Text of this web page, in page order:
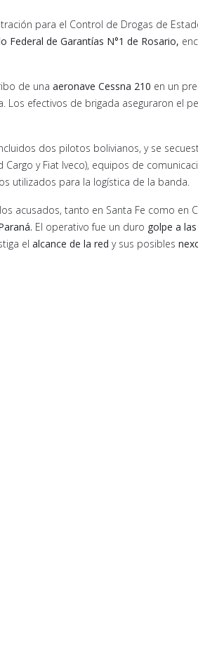
para el Control de Drogas de
Federal de Garantías N°1 de Rosario,
de una aeronave Cessna 210 en un
Los efectivos de brigada aseguraron el
dos pilotos bolivianos, y se
Cargo y Fiat Iveco), equipos de
utilizados para la logística de la banda.
acusados, tanto en Santa Fe como en
El operativo fue un duro golpe a
el alcance de la red y sus posibles